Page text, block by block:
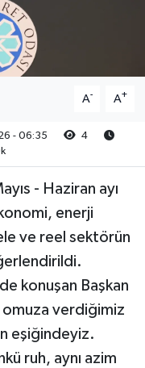
A- A+
- 06:35
4
- Haziran ayı
enerji
ve reel sektörün
konuşan Başkan
verdiğimiz
eşiğindeyiz.
ruh, aynı azim